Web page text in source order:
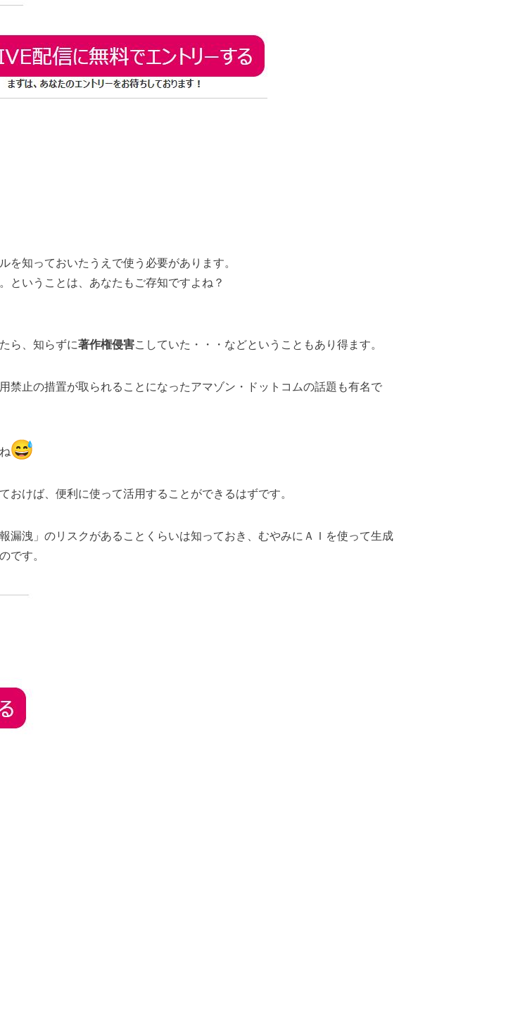
を知っておいたうえで使う必要があります。
ということは、あなたもご存知ですよね？
ら、 知らずに著作権侵害こしていた・・・ などということもあり得ます。
禁止の措置が取られることになったアマゾン・ ドットコムの話題も有名で
おけば、 便利に使って活用することができるはずです。
漏洩」のリスクがあることくらいは知っておき、 むやみにＡＩを使って生成
です。